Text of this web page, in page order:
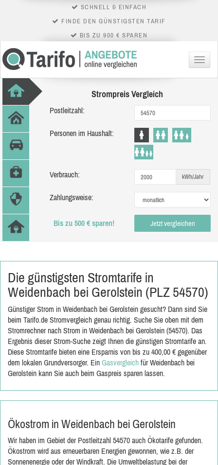
SCHNELL & EINFACH
FINDE DEN GÜNSTIGSTEN TARIF
BIS ZU 900 € SPAREN
Menü
Strompreis Vergleich
Postleitzahl:
Personen im Haushalt:
Verbrauch: kWh/Jahr
Zahlungsweise:
Bis zu 500 € sparen! Jetzt vergleichen
Die günstigsten Stromtarife in
Weidenbach bei Gerolstein (PLZ 54570)
Günstiger Strom in Weidenbach bei Gerolstein gesucht? Dann sind Sie
beim Tarifo.de Stromvergleich genau richtig. Suche Sie oben mit dem
Stromrechner nach Strom in Weidenbach bei Gerolstein (54570). Das
Ergebnis dieser Strom-Suche zeigt Ihnen die günstigen Stromtarife an.
Diese Stromtarife bieten eine Ersparnis von bis zu 400,00 € gegenüber
dem lokalen Grundversorger. Ein Gasvergleich für Weidenbach bei
Gerolstein kann Sie auch beim Gaspreis sparen lassen.
Ökostrom in Weidenbach bei Gerolstein
Wir haben im Gebiet der Postleitzahl 54570 auch Ökotarife gefunden.
Ökostrom wird aus erneuerbaren Energien gewonnen, wie z.B. der
Sonnenenergie oder der Windkraft. Die Umweltbelastung bei der